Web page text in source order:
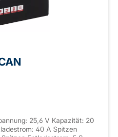
25,6 V Kapazität: 20
40 A Spitzen